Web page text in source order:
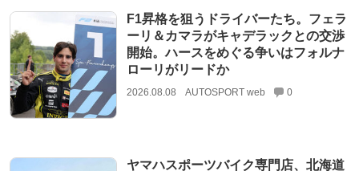
F1昇格を狙うドライバーたち。フェラ
ーリ＆カマラがキャデラックとの交渉
開始。ハースをめぐる争いはフォルナ
ローリがリードか
2026.08.08 AUTOSPORT web 0
ヤマハスポーツバイク専門店、北海道